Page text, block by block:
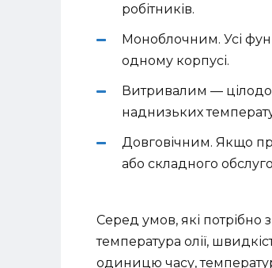
робітників.
Моноблочним. Усі
одному корпусі.
Витривалим —
наднизьких
Довговічним. Якщо
або складного
Серед умов, які потрібно
температура олії,
одиницю часу,